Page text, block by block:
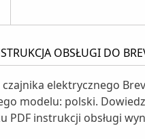
OBSŁUGI DO
elektrycznego
modelu: polski.
instrukcji obsługi